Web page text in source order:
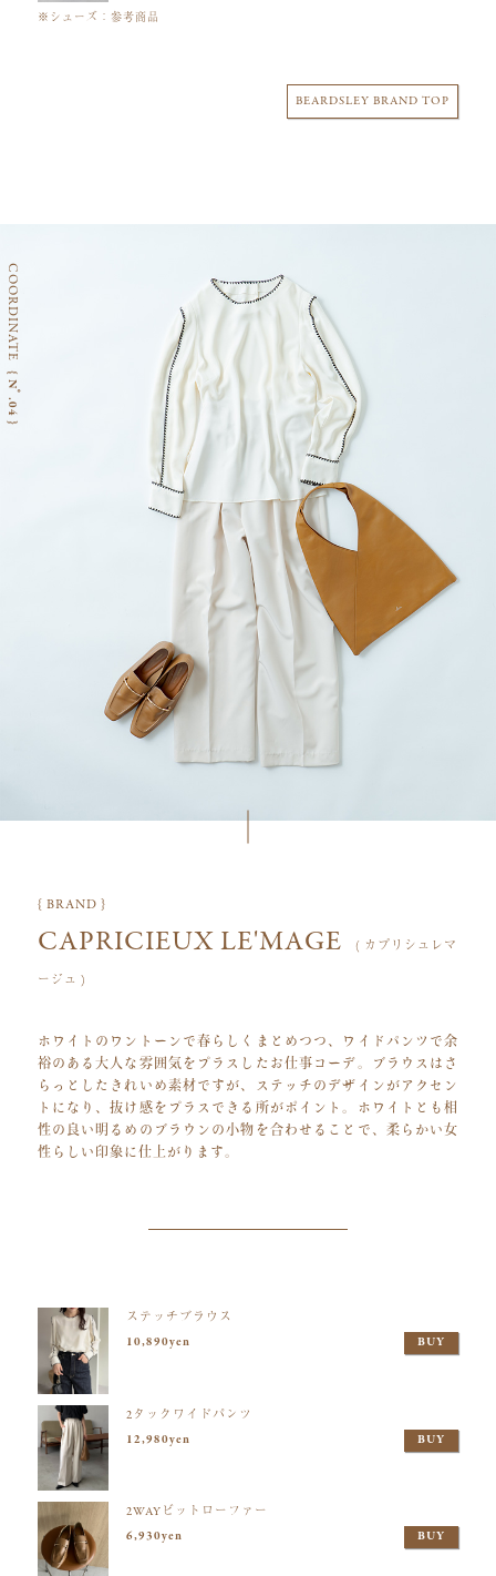
※シューズ：参考商品
BEARDSLEY BRAND TOP
COORDINATE
{ Nﾟ.04 }
{ BRAND }
CAPRICIEUX LE'MAGE ( カプリシュレマ
ージュ )
ホワイトのワントーンで春らしくまとめつつ、ワイドパンツで余
裕のある大人な雰囲気をプラスしたお仕事コーデ。ブラウスはさ
らっとしたきれいめ素材ですが、ステッチのデザインがアクセン
トになり、抜け感をプラスできる所がポイント。ホワイトとも相
性の良い明るめのブラウンの小物を合わせることで、柔らかい女
性らしい印象に仕上がります。
ステッチブラウス
10,890yen
BUY
2タックワイドパンツ
12,980yen
BUY
2WAYビットローファー
6,930yen
BUY